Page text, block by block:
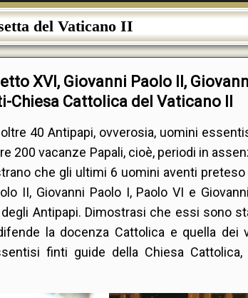
del Vaticano II
XVI, Giovanni Paolo II,
Chiesa Cattolica del Vaticano II
40 Antipapi, ovverosia, uomini
vacanze Papali, cioè, periodi in
che gli ultimi 6 uomini aventi preteso
II, Giovanni Paolo I, Paolo VI e
Antipapi. Dimostrasi che essi sono
la docenza Cattolica e quella dei
finti guide della Chiesa Cattolica,